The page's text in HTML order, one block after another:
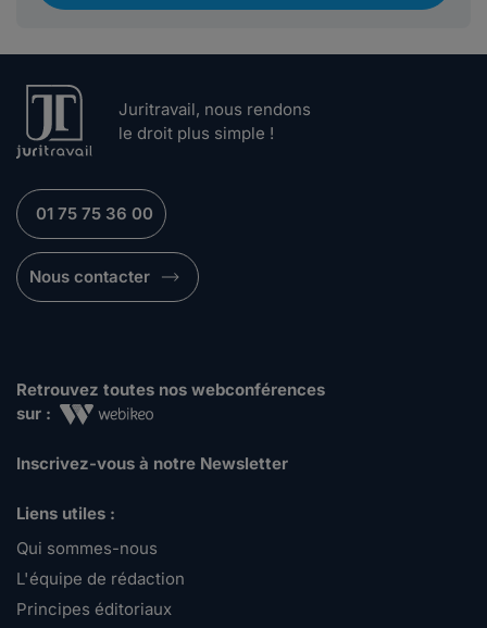
Juritravail, nous rendons
le droit plus simple !
01 75 75 36 00
Nous contacter
Retrouvez toutes nos webconférences
sur :
Inscrivez-vous à notre Newsletter
Liens utiles :
Qui sommes-nous
L'équipe de rédaction
Principes éditoriaux